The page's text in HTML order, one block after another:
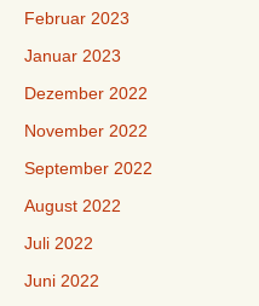
Februar 2023
Januar 2023
Dezember 2022
November 2022
September 2022
August 2022
Juli 2022
Juni 2022